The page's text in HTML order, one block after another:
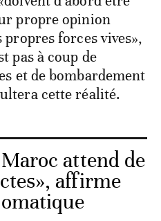
propre opinion
forces vives»,
pas à coup de
et de bombardement
cette réalité.
attend de
affirme